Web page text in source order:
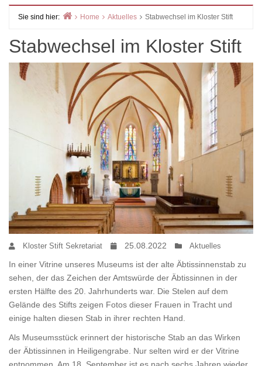
Sie sind hier: Home Aktuelles Stabwechsel im Kloster Stift
Stabwechsel im Kloster Stift
Kloster Stift Sekretariat 25.08.2022 Aktuelles
In einer Vitrine unseres Museums ist der alte Äbtissinnenstab zu
sehen, der das Zeichen der Amtswürde der Äbtissinnen in der
ersten Hälfte des 20. Jahrhunderts war. Die Stelen auf dem
Gelände des Stifts zeigen Fotos dieser Frauen in Tracht und
einige halten diesen Stab in ihrer rechten Hand.
Als Museumsstück erinnert der historische Stab an das Wirken
der Äbtissinnen in Heiligengrabe. Nur selten wird er der Vitrine